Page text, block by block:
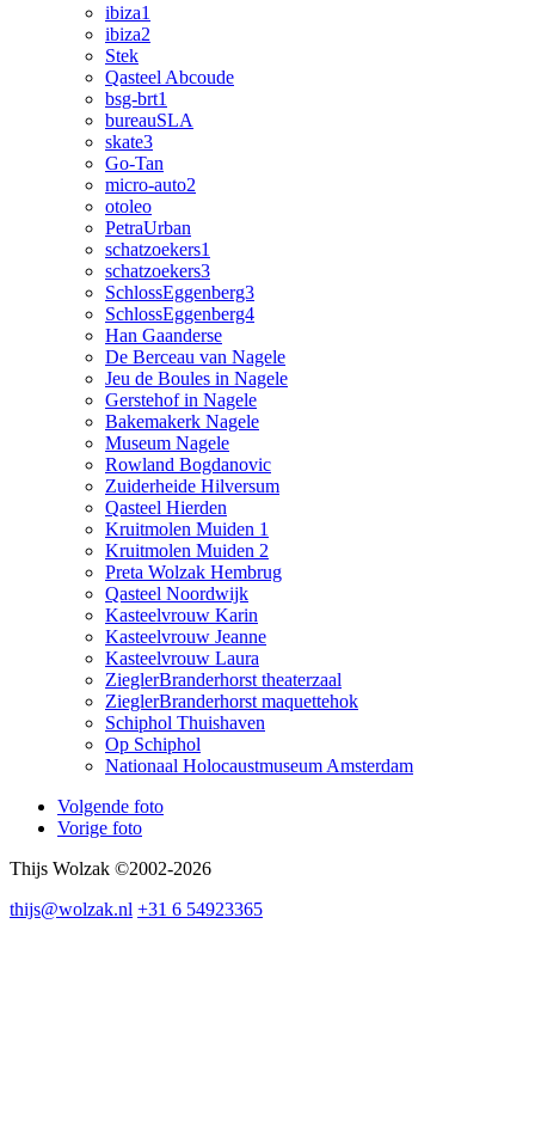
ibiza1
ibiza2
Stek
Qasteel Abcoude
bsg-brt1
bureauSLA
skate3
Go-Tan
micro-auto2
otoleo
PetraUrban
schatzoekers1
schatzoekers3
SchlossEggenberg3
SchlossEggenberg4
Han Gaanderse
De Berceau van Nagele
Jeu de Boules in Nagele
Gerstehof in Nagele
Bakemakerk Nagele
Museum Nagele
Rowland Bogdanovic
Zuiderheide Hilversum
Qasteel Hierden
Kruitmolen Muiden 1
Kruitmolen Muiden 2
Preta Wolzak Hembrug
Qasteel Noordwijk
Kasteelvrouw Karin
Kasteelvrouw Jeanne
Kasteelvrouw Laura
ZieglerBranderhorst theaterzaal
ZieglerBranderhorst maquettehok
Schiphol Thuishaven
Op Schiphol
Nationaal Holocaustmuseum Amsterdam
Volgende foto
Vorige foto
Thijs Wolzak ©2002-2026
thijs@wolzak.nl +31 6 54923365